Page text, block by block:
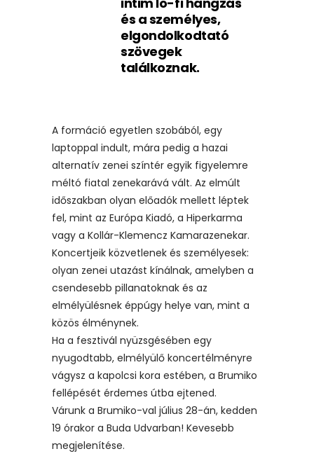
és a személyes,
elgondolkodtató
szövegek
találkoznak.
A formáció egyetlen szobából, egy
laptoppal indult, mára pedig a hazai
alternatív zenei színtér egyik figyelemre
méltó fiatal zenekarává vált. Az elmúlt
időszakban olyan előadók mellett léptek
fel, mint az Európa Kiadó, a Hiperkarma
vagy a Kollár-Klemencz Kamarazenekar.
Koncertjeik közvetlenek és személyesek:
olyan zenei utazást kínálnak, amelyben a
csendesebb pillanatoknak és az
elmélyülésnek éppúgy helye van, mint a
közös élménynek.
Ha a fesztivál nyüzsgésében egy
nyugodtabb, elmélyülő koncertélményre
vágysz a kapolcsi kora estében, a Brumiko
fellépését érdemes útba ejtened.
Várunk a Brumiko-val július 28-án, kedden
19 órakor a Buda Udvarban! Kevesebb
megjelenítése.